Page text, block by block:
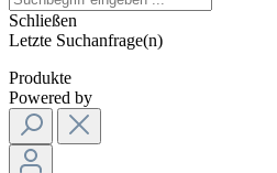
Schließen
Letzte Suchanfrage(n)
Produkte
Powered by